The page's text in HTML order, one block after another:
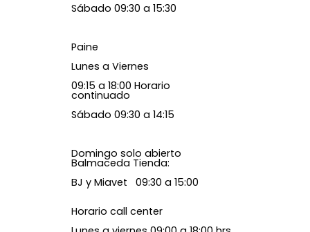
Sábado 09:30 a 15:30
Paine
Lunes a Viernes
09:15 a 18:00 Horario
continuado
Sábado 09:30 a 14:15
Domingo solo abierto
Balmaceda Tienda:
BJ y Miavet 09:30 a 15:00
Horario call center